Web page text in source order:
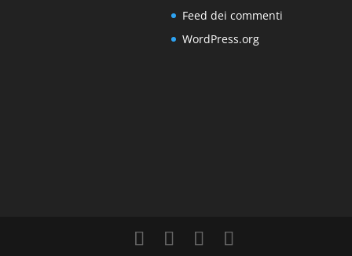
Feed dei commenti
WordPress.org